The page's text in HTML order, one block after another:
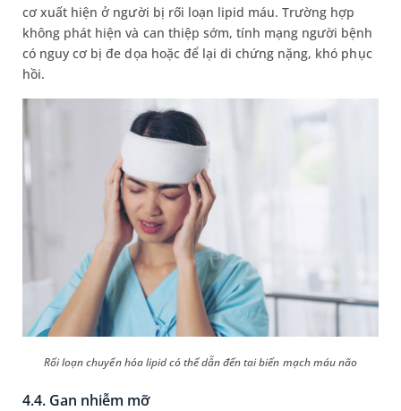
cơ xuất hiện ở người bị rối loạn lipid máu. Trường hợp
không phát hiện và can thiệp sớm, tính mạng người bệnh
có nguy cơ bị đe dọa hoặc để lại di chứng nặng, khó phục
hồi.
Rối loạn chuyển hóa lipid có thể dẫn đến tai biến mạch máu não
4.4. Gan nhiễm mỡ